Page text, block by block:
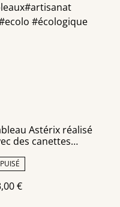
#écologique
Astérix réalisé
des canettes
€